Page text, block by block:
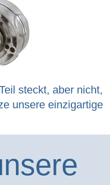
steckt, aber nicht,
unsere einzigartige